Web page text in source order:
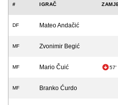
# IGRAČ
DF Mateo Andačić
MF Zvonimir Begić
MF Mario Čuić 57'
MF Branko Ćurdo